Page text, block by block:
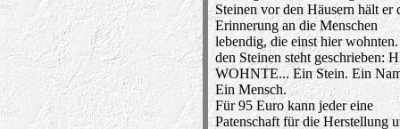
Steinen vor den Häusern hält er
Erinnerung an die Menschen
lebendig, die einst hier
den Steinen steht geschrieben:
WOHNTE... Ein Stein. Ein
Ein Mensch.
Für 95 Euro kann jeder eine
Patenschaft für die Herstellung